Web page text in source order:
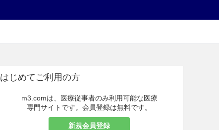
はじめてご利用の方
m3.comは、医療従事者のみ利用可能な医療
専門サイトです。会員登録は無料です。
新規会員登録